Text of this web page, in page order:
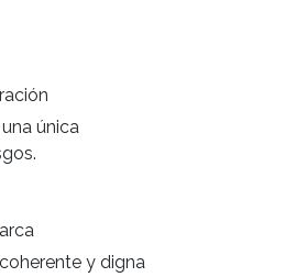
única
y digna